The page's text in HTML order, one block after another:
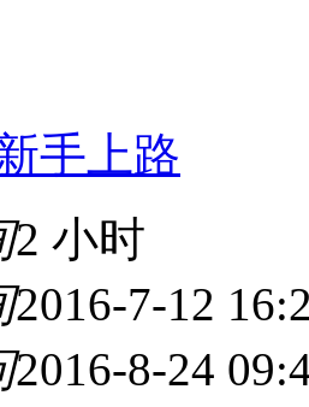
手上路
2 小时
2016-7-12
2016-8-24